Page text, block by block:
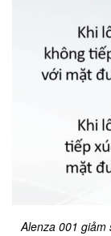
Alenza 001 giảm